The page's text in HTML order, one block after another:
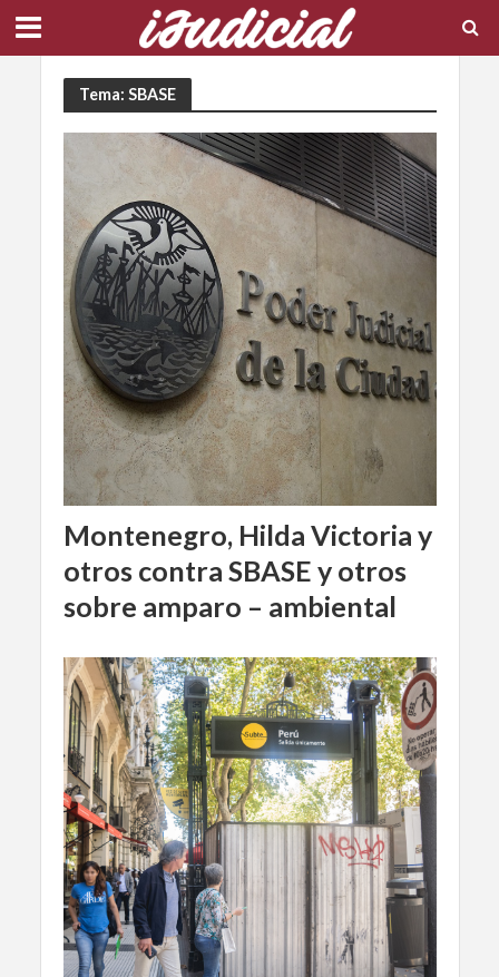
Tema: SBASE
Montenegro, Hilda Victoria y
otros contra SBASE y otros
sobre amparo – ambiental